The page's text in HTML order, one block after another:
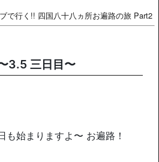
で行く!! 四国八十八ヵ所お遍路の旅 Part2
3.5 三日目〜
も始まりますよ〜 お遍路！